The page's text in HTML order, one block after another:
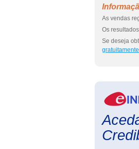
As vendas
Os
Se deseja